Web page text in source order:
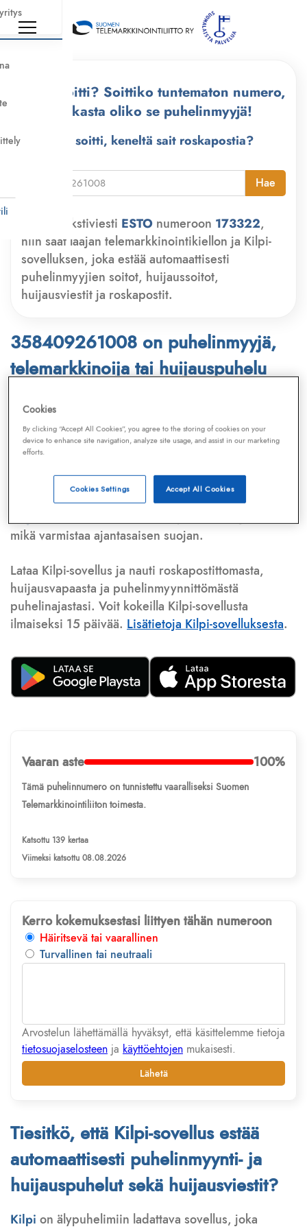
Kuka soitti? Soittiko tuntematon numero,
tarkasta oliko se puhelinmyyjä!
Kuka soitti, keneltä sait roskapostia?
Hae
Lähetä tekstiviesti ESTO numeroon 173322,
niin saat laajan telemarkkinointikiellon ja Kilpi-
sovelluksen, joka estää automaattisesti
puhelinmyyjien soitot, huijaussoitot,
huijausviestit ja roskapostit.
358409261008 on puhelinmyyjä,
telemarkkinoija tai huijauspuhelu
Puhelinnumero
Telemarkkinointiliiton jaKilpi-sovelluksen
tietokannasta, joka kattaa satoja tuhansia
Lisäksi tunnistamme automaattisesti, jos kyseessä on
puhelinhuijarin numero, sähköpostiosoitetai
huijausviesti. Tietokantaamme päivitetään jatkuvasti,
mikä varmistaa ajantasaisen suojan.
Lataa Kilpi-sovellus ja nauti roskapostittomasta,
huijausvapaasta ja puhelinmyynnittömästä
puhelinajastasi. Voit kokeilla Kilpi-sovellusta
ilmaiseksi 15 päivää. Lisätietoja Kilpi-sovelluksesta.
Vaaran aste 100%
Tämä puhelinnumero on tunnistettu vaaralliseksi Suomen
Telemarkkinointiliiton toimesta.
Katsottu 139 kertaa
Viimeksi katsottu 08.08.2026
Kerro kokemuksestasi liittyen tähän numeroon
Häiritsevä tai vaarallinen
Turvallinen tai neutraali
Arvostelun lähettämällä hyväksyt, että käsittelemme tietoja
tietosuojaselosteen ja käyttöehtojen mukaisesti.
Lähetä
Tiesitkö, että Kilpi-sovellus estää
automaattisesti puhelinmyynti- ja
huijauspuhelut sekä huijausviestit?
Kilpi on älypuhelimiin ladattava sovellus, joka
Cookies
By clicking “Accept All Cookies”, you agree to the storing of cookies on your
device to enhance site navigation, analyze site usage, and assist in our marketing
efforts.
Accept All Cookies
Cookies Settings